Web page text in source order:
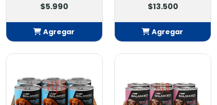
$5.990
Agregar
$13.500
Agregar